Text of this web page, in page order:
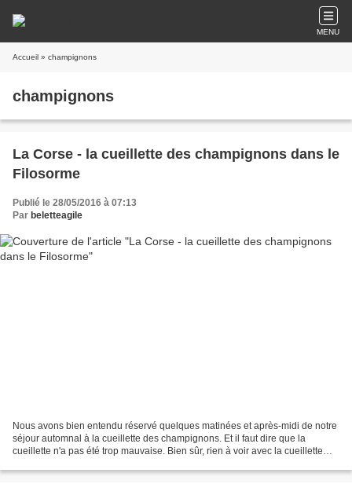
MENU
Accueil » champignons
champignons
La Corse - la cueillette des champignons dans le
Filosorme
Publié le 28/05/2016 à 07:13
Par beletteagile
Nous avons bien entendu réservé quelques matinées et après-midi de notre
séjour automnal à la cueillette des champignons. Et il faut dire que la
cueillette n'a pas été trop mauvaise. Bien sûr, rien à voir avec la cueillette